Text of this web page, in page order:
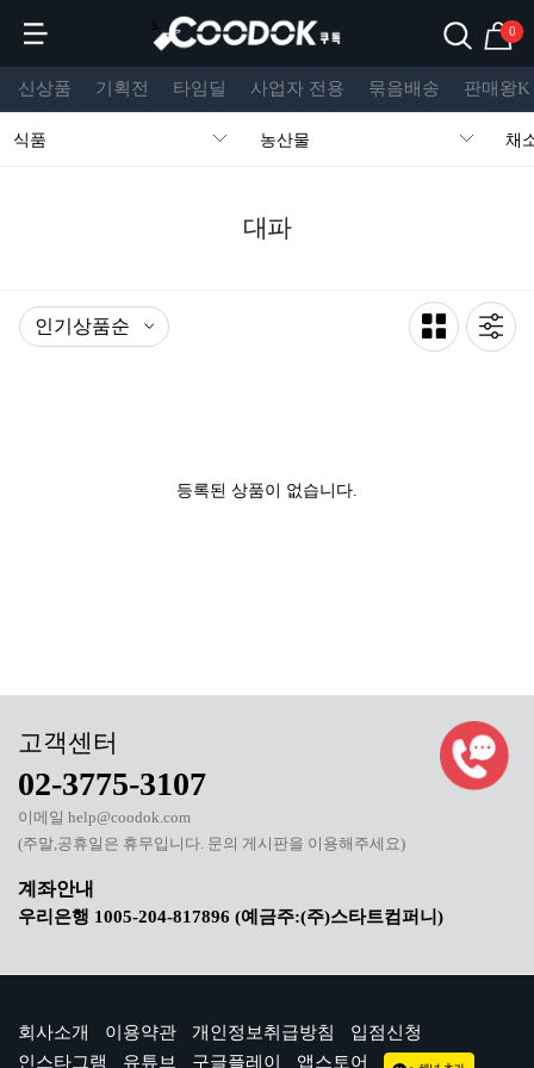
s 0
신상품 기획전 타임딜 사업자 전용 묶음배송 판매왕K
식품 농산물 채
대파
등록된 상품이 없습니다.
02-3775-3107
이메일 help@coodok.com
(주말,공휴일은 휴무입니다. 문의 게시판을 이용해주세요)
우리은행 1005-204-817896 (예금주:(주)스타트컴퍼니)
회사소개 이용약관 개인정보취급방침
입점신청
인스타그램
유튜브 구글플레이 앱스토어